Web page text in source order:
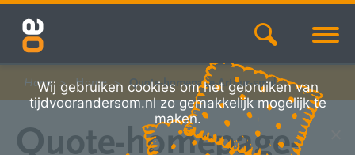
Home Home Quote-homepage-Arthur-smal
Quote-homepage-
Wij gebruiken cookies om het gebruiken van
tijdvoorandersom.nl zo gemakkelijk mogelijk te
maken.